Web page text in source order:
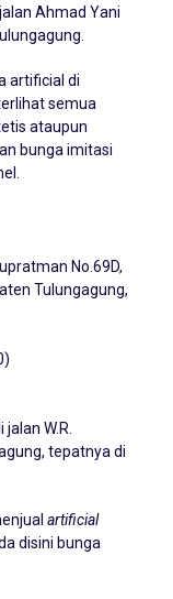
Ahmad Yani
artificial di
semua
ataupun
bunga imitasi
No.69D,
Tulungagung,
W.R.
tepatnya di
artificial
disini bunga